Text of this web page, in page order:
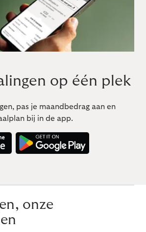
op één plek
pas je maandbedrag aan en
bij in de app.
onze